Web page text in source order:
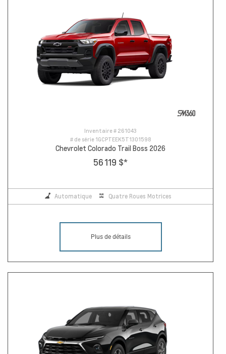
Inventaire # 261043
# de série 1GCPTEEK5T1301598
Chevrolet Colorado Trail Boss 2026
56 119 $*
Automatique Quatre Roues Motrices
Plus de détails